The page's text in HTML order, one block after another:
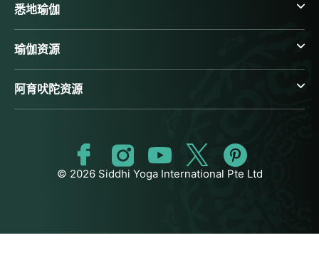
悉地瑜伽
瑜伽资源
阿育吠陀资源
© 2026 Siddhi Yoga International Pte Ltd